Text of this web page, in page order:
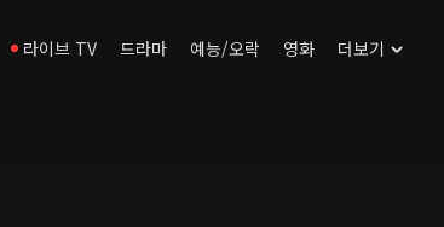
라이브 TV 드라마 예능/오락 영화 더보기